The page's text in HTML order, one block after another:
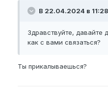
В 22.04.2024 в
Здравствуйте, давайте
как с вами связаться?
Ты прикалываешься?